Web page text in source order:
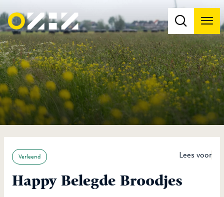
Lees voor
Verleend
Happy Belegde Broodjes